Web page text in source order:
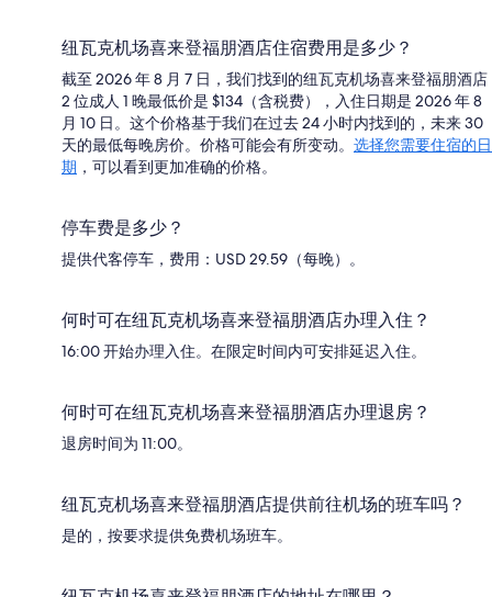
纽瓦克机场喜来登福朋酒店住宿费用是多少？
截至 2026 年 8 月 7 日，我们找到的纽瓦克机场喜来登福朋酒店
2 位成人 1 晚最低价是 $134（含税费），入住日期是 2026 年 8
月 10 日。这个价格基于我们在过去 24 小时内找到的，未来 30
天的最低每晚房价。价格可能会有所变动。 选择您需要住宿的日
期 ，可以看到更加准确的价格。
停车费是多少？
提供代客停车，费用：USD 29.59（每晚）。
何时可在纽瓦克机场喜来登福朋酒店办理入住？
16:00 开始办理入住。在限定时间内可安排延迟入住。
何时可在纽瓦克机场喜来登福朋酒店办理退房？
退房时间为 11:00。
纽瓦克机场喜来登福朋酒店提供前往机场的班车吗？
是的，按要求提供免费机场班车。